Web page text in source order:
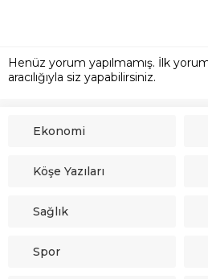
Henüz yorum yapılmamış. İlk
aracılığıyla siz yapabilirsiniz.
Ekonomi
Köşe Yazıları
Sağlık
Spor